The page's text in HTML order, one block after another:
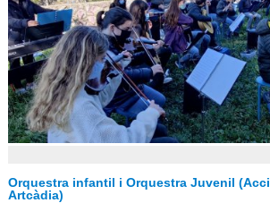
Orquestra infantil i Orquestra Juvenil
Artcàdia)